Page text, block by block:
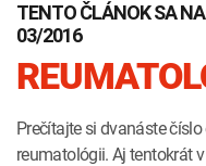
TENTO ČLÁNOK SA
03/2016
Prečítajte si dvanáste
reumatológii. Aj tentokrát